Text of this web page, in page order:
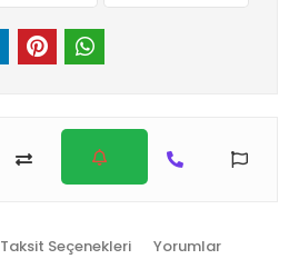
Taksit Seçenekleri Yorumlar